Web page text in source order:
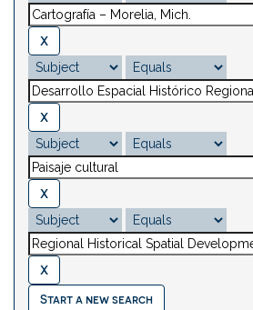
Start a new search